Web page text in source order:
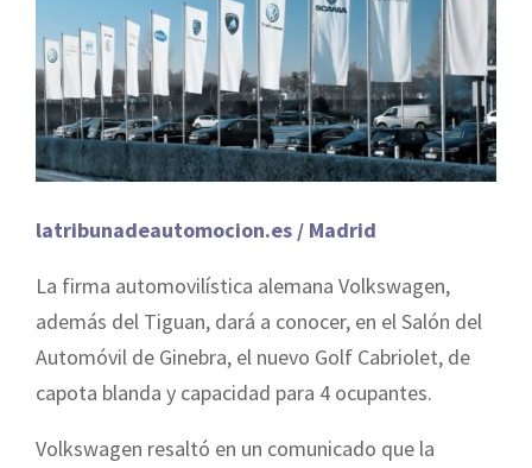
latribunadeautomocion.es / Madrid
La firma automovilística alemana Volkswagen,
además del Tiguan, dará a conocer, en el Salón del
Automóvil de Ginebra, el nuevo Golf Cabriolet, de
capota blanda y capacidad para 4 ocupantes.
Volkswagen resaltó en un comunicado que la